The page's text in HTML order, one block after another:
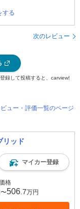
する
次のレビュー
録して投稿すると、carview!
ュー・評価一覧のページ
リッド
マイカー登録
格
506 .7万円